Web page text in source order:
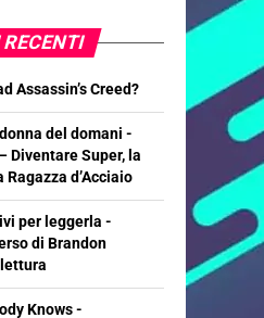
Assassin’s Creed?
del domani -
Diventare Super, la
d’Acciaio
per leggerla -
di Brandon
Knows -